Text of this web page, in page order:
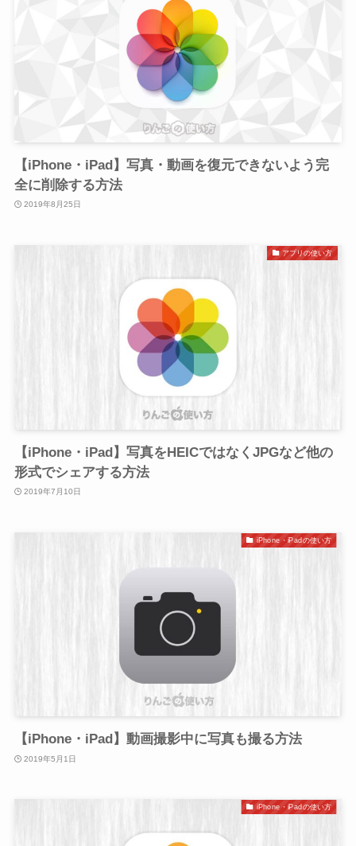
【iPhone・iPad】写真・動画を復元できないよう完
全に削除する方法
2019年8月25日
アプリの使い方
【iPhone・iPad】写真をHEICではなくJPGなど他の
形式でシェアする方法
2019年7月10日
iPhone・iPadの使い方
【iPhone・iPad】動画撮影中に写真も撮る方法
2019年5月1日
iPhone・iPadの使い方